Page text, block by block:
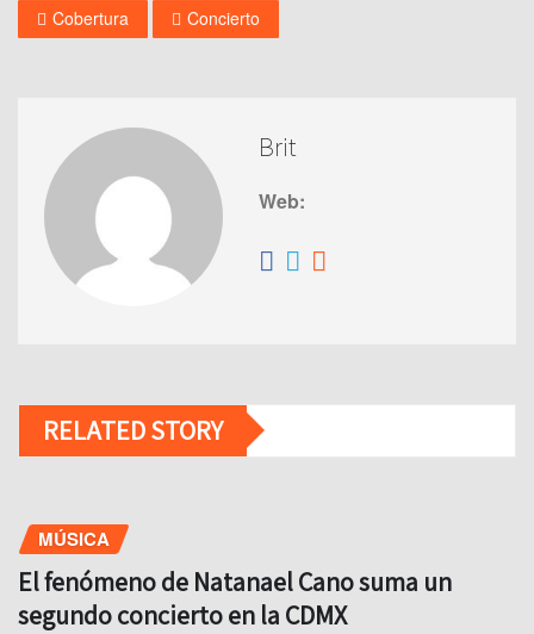
Cobertura Concierto
Brit
Web:
RELATED STORY
MÚSICA
El fenómeno de Natanael Cano suma un
segundo concierto en la CDMX